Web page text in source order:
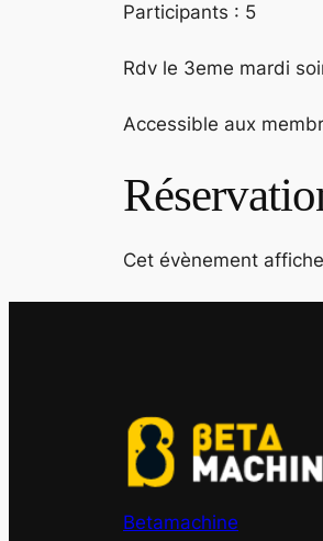
Participants : 5
Rdv le 3eme mardi
Accessible aux
Cet évènement
Betamachine